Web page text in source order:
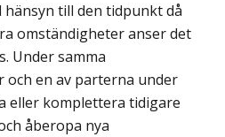
till den tidpunkt då
omständigheter anser det
Under samma
en av parterna under
eller komplettera tidigare
åberopa nya